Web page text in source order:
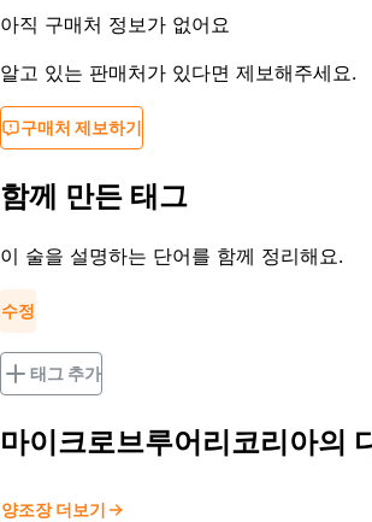
아직 구매처 정보가 없어요
알고 있는 판매처가 있다면 제보해주세요.
구매처 제보하기
함께 만든 태그
이 술을 설명하는 단어를 함께 정리해요.
수정
태그 추가
마이크로브루어리코리아의
양조장 더보기